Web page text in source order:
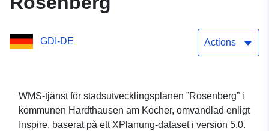
GDI-DE Actions
WMS-tjänst för stadsutvecklingsplanen ”Rosenberg” i
kommunen Hardthausen am Kocher, omvandlad enligt
Inspire, baserat på ett XPlanung-dataset i version 5.0.